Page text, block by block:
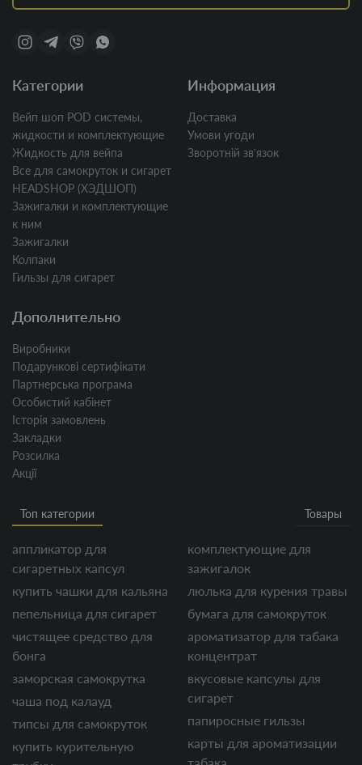
Категории
Вейп шоп POD системы,
жидкости и комплектующие
Жидкость для вейпа
Все для самокруток и сигарет
HEADSHOP (ХЭДШОП)
Зажигалки и комплектующие
к ним
Зажигалки
Колпаки
Гильзы для сигарет
Информация
Доставка
Умови угоди
Зворотній звʼязок
Дополнительно
Виробники
Подарункові сертифікати
Партнерська програма
Особистий кабінет
Історія замовлень
Закладки
Розсилка
Акції
Топ категории Товары
аппликатор для
сигаретных капсул
купить чашки для кальяна
пепельница для сигарет
чистящее средство для
бонга
заморская самокрутка
чаша под калауд
типсы для самокруток
купить курительную
комплектующие для
зажигалок
люлька для курения травы
бумага для самокруток
ароматизатор для табака
концентрат
вкусовые капсулы для
сигарет
папиросные гильзы
карты для ароматизации